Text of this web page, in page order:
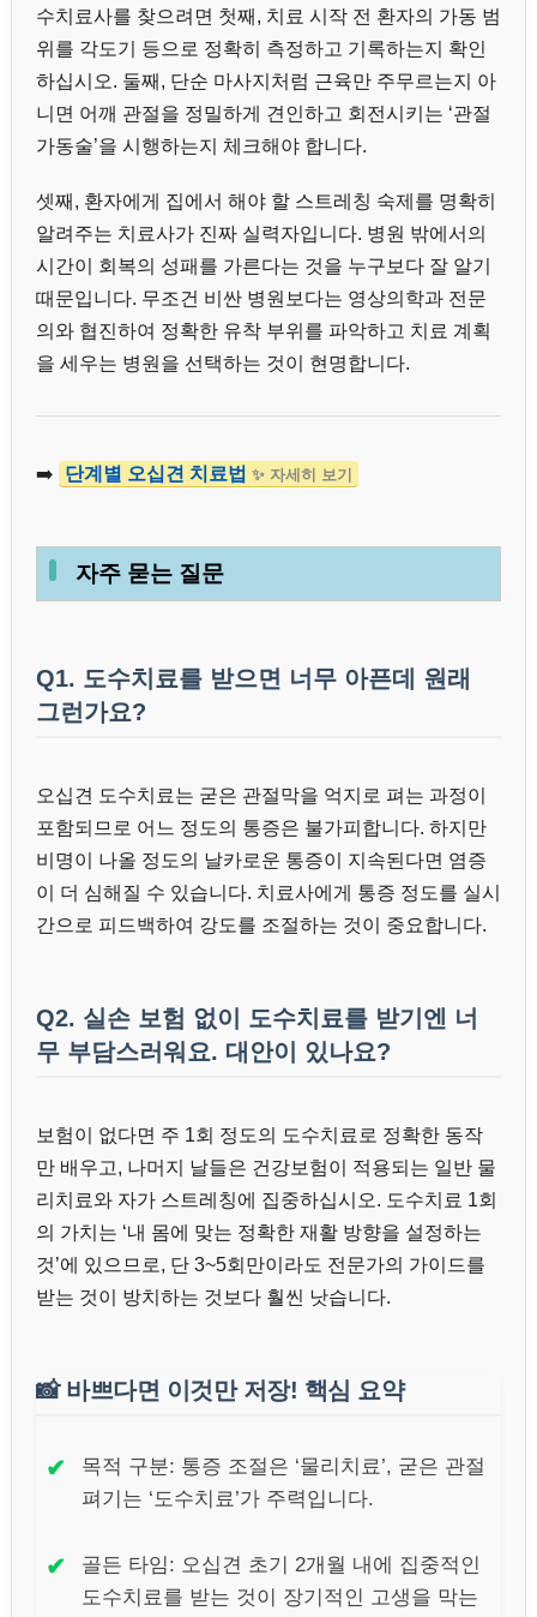
수치료사를 찾으려면 첫째, 치료 시작 전 환자의 가동 범
위를 각도기 등으로 정확히 측정하고 기록하는지 확인
하십시오. 둘째, 단순 마사지처럼 근육만 주무르는지 아
니면 어깨 관절을 정밀하게 견인하고 회전시키는 ‘관절
가동술’을 시행하는지 체크해야 합니다.
셋째, 환자에게 집에서 해야 할 스트레칭 숙제를 명확히
알려주는 치료사가 진짜 실력자입니다. 병원 밖에서의
시간이 회복의 성패를 가른다는 것을 누구보다 잘 알기
때문입니다. 무조건 비싼 병원보다는 영상의학과 전문
의와 협진하여 정확한 유착 부위를 파악하고 치료 계획
을 세우는 병원을 선택하는 것이 현명합니다.
➡️ 단계별 오십견 치료법 ✨ 자세히 보기
자주 묻는 질문
Q1. 도수치료를 받으면 너무 아픈데 원래
그런가요?
오십견 도수치료는 굳은 관절막을 억지로 펴는 과정이
포함되므로 어느 정도의 통증은 불가피합니다. 하지만
비명이 나올 정도의 날카로운 통증이 지속된다면 염증
이 더 심해질 수 있습니다. 치료사에게 통증 정도를 실시
간으로 피드백하여 강도를 조절하는 것이 중요합니다.
Q2. 실손 보험 없이 도수치료를 받기엔 너
무 부담스러워요. 대안이 있나요?
보험이 없다면 주 1회 정도의 도수치료로 정확한 동작
만 배우고, 나머지 날들은 건강보험이 적용되는 일반 물
리치료와 자가 스트레칭에 집중하십시오. 도수치료 1회
의 가치는 ‘내 몸에 맞는 정확한 재활 방향을 설정하는
것’에 있으므로, 단 3~5회만이라도 전문가의 가이드를
받는 것이 방치하는 것보다 훨씬 낫습니다.
📸 바쁘다면 이것만 저장! 핵심 요약
✔
목적 구분: 통증 조절은 ‘물리치료’, 굳은 관절
펴기는 ‘도수치료’가 주력입니다.
✔
골든 타임: 오십견 초기 2개월 내에 집중적인
도수치료를 받는 것이 장기적인 고생을 막는